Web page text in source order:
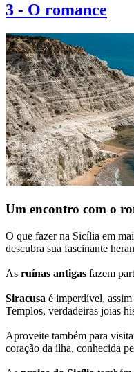
3 - O romance
Um encontro com o
O que fazer na Sicília em
descubra sua fascinante
As ruínas antigas fazem
Siracusa é imperdível,
Templos, verdadeiras joias
Aproveite também para
coração da ilha, conhecida